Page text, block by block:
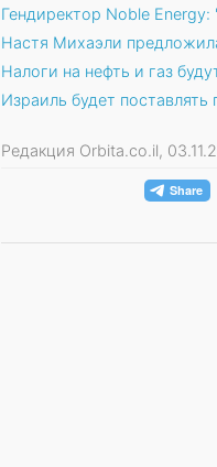
Гендиректор Noble
Настя Михаэли
Налоги на нефть и газ
Израиль будет поставлять
Редакция Orbita.co.il,